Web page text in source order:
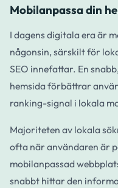
Mobilanpassa din
I dagens digitala era är
någonsin, särskilt för
SEO innefattar. En
hemsida förbättrar
ranking-signal i lokala
Majoriteten av lokala
ofta när användaren är
mobilanpassad
snabbt hittar den